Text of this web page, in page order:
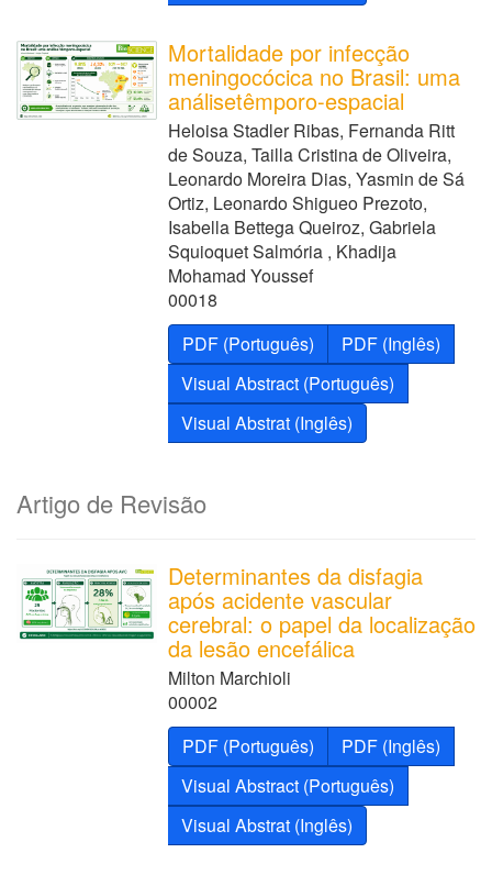
Mortalidade por infecção
meningocócica no Brasil: uma
análisetêmporo-espacial
Heloisa Stadler Ribas, Fernanda Ritt
de Souza, Tailla Cristina de Oliveira,
Leonardo Moreira Dias, Yasmin de Sá
Ortiz, Leonardo Shigueo Prezoto,
Isabella Bettega Queiroz, Gabriela
Squioquet Salmória , Khadija
Mohamad Youssef
00018
PDF (Português)
PDF (Inglês)
Visual Abstract (Português)
Visual Abstrat (Inglês)
Artigo de Revisão
Determinantes da disfagia
após acidente vascular
cerebral: o papel da localização
da lesão encefálica
Milton Marchioli
00002
PDF (Português)
PDF (Inglês)
Visual Abstract (Português)
Visual Abstrat (Inglês)